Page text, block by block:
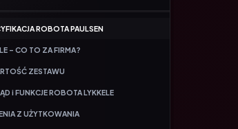
– CO TO ZA FIRMA?
ZESTAWU
i FUNKCJE ROBOTA LYKKELE
Z UŻYTKOWANIA
ROBOT PLANETARNY LYKKELE?